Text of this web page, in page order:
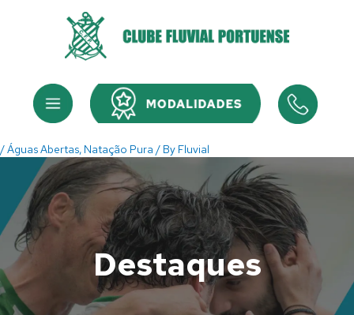
Menu Menu
/Águas Abertas, Natação Pura / By Fluvial
Destaques